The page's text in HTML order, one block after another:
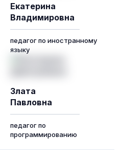
Екатерина
Владимировна
педагог по иностранному
языку
Злата
Павловна
педагог по
программированию